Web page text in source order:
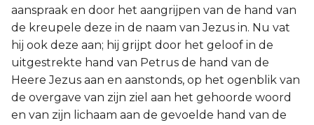
aanspraak en door het aangrijpen van de hand van
de kreupele deze in de naam van Jezus in. Nu vat
hij ook deze aan; hij grijpt door het geloof in de
uitgestrekte hand van Petrus de hand van de
Heere Jezus aan en aanstonds, op het ogenblik van
de overgave van zijn ziel aan het gehoorde woord
en van zijn lichaam aan de gevoelde hand van de